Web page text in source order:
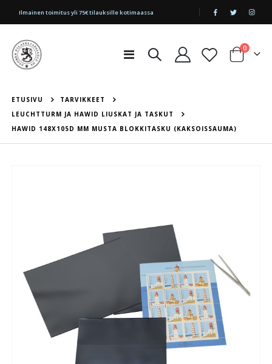
|
Ilmainen toimitus yli 75€ tilauksille kotimaassa
Toggle
Cart
0tuotetta
ETUSIVU
TARVIKKEET
LEUCHTTURM JA HAWID LIUSKAT JA TASKUT
HAWID 148X105D MM MUSTA BLOKKITASKU (KAKSOISSAUMA)